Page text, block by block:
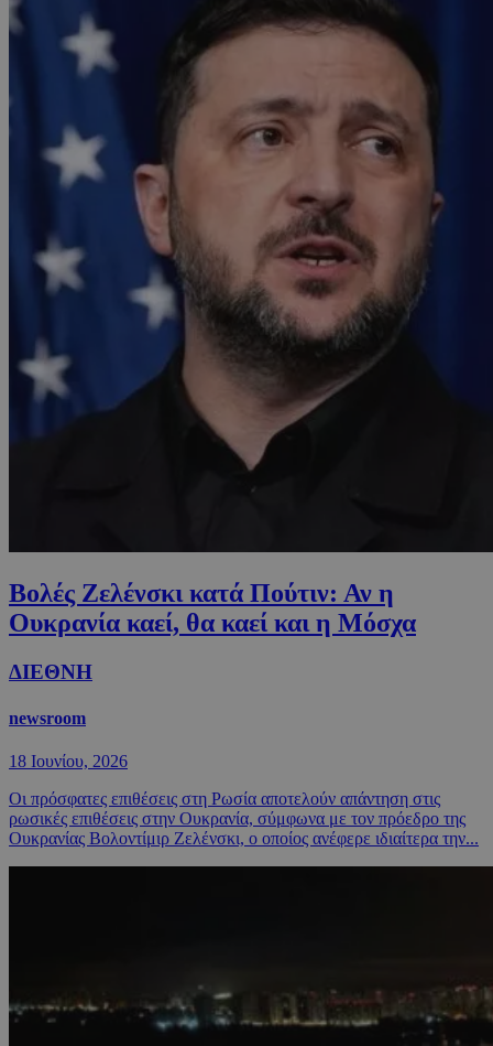
Βολές Ζελένσκι κατά Πούτιν: Αν η
Ουκρανία καεί, θα καεί και η Μόσχα
ΔΙΕΘΝΗ
newsroom
18 Ιουνίου, 2026
Οι πρόσφατες επιθέσεις στη Ρωσία αποτελούν απάντηση στις
ρωσικές επιθέσεις στην Ουκρανία, σύμφωνα με τον πρόεδρο της
Ουκρανίας Βολοντίμιρ Ζελένσκι, ο οποίος ανέφερε ιδιαίτερα την...